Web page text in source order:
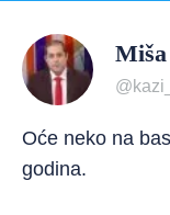
Oće neko na
godina.